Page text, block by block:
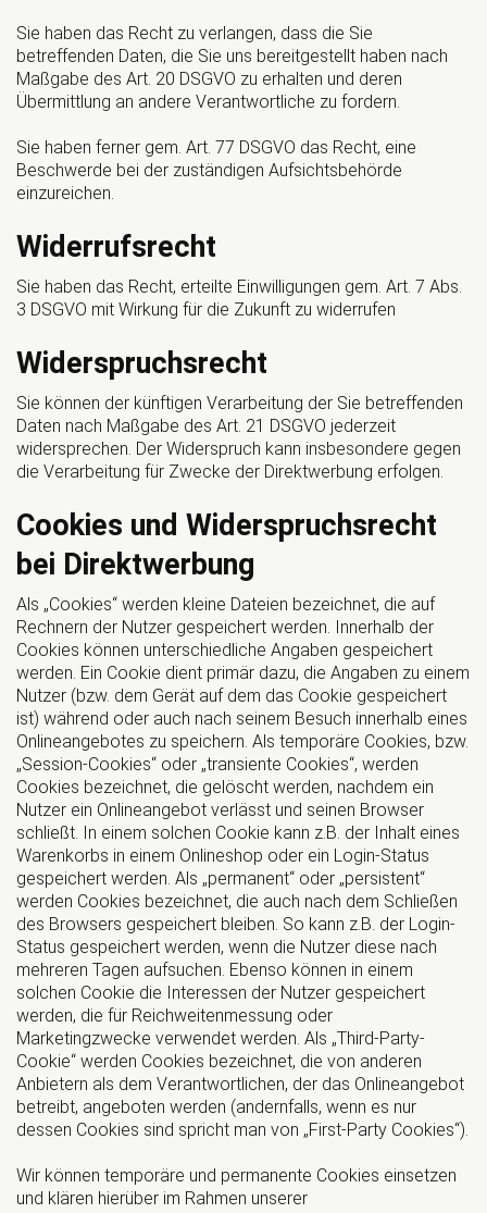
Sie haben das Recht zu verlangen, dass die Sie
betreffenden Daten, die Sie uns bereitgestellt haben nach
Maßgabe des Art. 20 DSGVO zu erhalten und deren
Übermittlung an andere Verantwortliche zu fordern.
Sie haben ferner gem. Art. 77 DSGVO das Recht, eine
Beschwerde bei der zuständigen Aufsichtsbehörde
einzureichen.
Widerrufsrecht
Sie haben das Recht, erteilte Einwilligungen gem. Art. 7 Abs.
3 DSGVO mit Wirkung für die Zukunft zu widerrufen
Widerspruchsrecht
Sie können der künftigen Verarbeitung der Sie betreffenden
Daten nach Maßgabe des Art. 21 DSGVO jederzeit
widersprechen. Der Widerspruch kann insbesondere gegen
die Verarbeitung für Zwecke der Direktwerbung erfolgen.
Cookies und Widerspruchsrecht
bei Direktwerbung
Als „Cookies“ werden kleine Dateien bezeichnet, die auf
Rechnern der Nutzer gespeichert werden. Innerhalb der
Cookies können unterschiedliche Angaben gespeichert
werden. Ein Cookie dient primär dazu, die Angaben zu einem
Nutzer (bzw. dem Gerät auf dem das Cookie gespeichert
ist) während oder auch nach seinem Besuch innerhalb eines
Onlineangebotes zu speichern. Als temporäre Cookies, bzw.
„Session-Cookies“ oder „transiente Cookies“, werden
Cookies bezeichnet, die gelöscht werden, nachdem ein
Nutzer ein Onlineangebot verlässt und seinen Browser
schließt. In einem solchen Cookie kann z.B. der Inhalt eines
Warenkorbs in einem Onlineshop oder ein Login-Status
gespeichert werden. Als „permanent“ oder „persistent“
werden Cookies bezeichnet, die auch nach dem Schließen
des Browsers gespeichert bleiben. So kann z.B. der Login-
Status gespeichert werden, wenn die Nutzer diese nach
mehreren Tagen aufsuchen. Ebenso können in einem
solchen Cookie die Interessen der Nutzer gespeichert
werden, die für Reichweitenmessung oder
Marketingzwecke verwendet werden. Als „Third-Party-
Cookie“ werden Cookies bezeichnet, die von anderen
Anbietern als dem Verantwortlichen, der das Onlineangebot
betreibt, angeboten werden (andernfalls, wenn es nur
dessen Cookies sind spricht man von „First-Party Cookies“).
Wir können temporäre und permanente Cookies einsetzen
und klären hierüber im Rahmen unserer